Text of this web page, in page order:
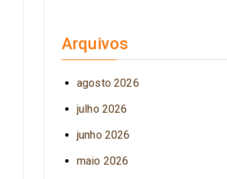
Arquivos
agosto 2026
julho 2026
junho 2026
maio 2026